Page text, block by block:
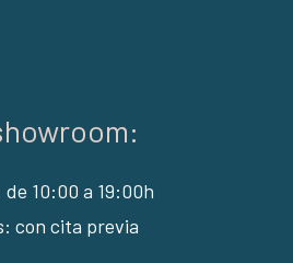
10:00 a 19:00h
con cita previa